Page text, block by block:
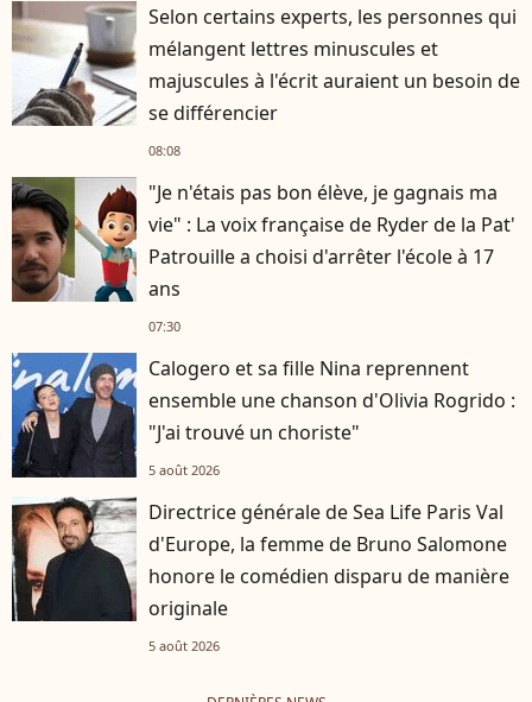
Selon certains experts, les personnes qui
mélangent lettres minuscules et
majuscules à l'écrit auraient un besoin de
se différencier
08:08
"Je n'étais pas bon élève, je gagnais ma
vie" : La voix française de Ryder de la Pat'
Patrouille a choisi d'arrêter l'école à 17
ans
07:30
Calogero et sa fille Nina reprennent
ensemble une chanson d'Olivia Rogrido :
"J'ai trouvé un choriste"
5 août 2026
Directrice générale de Sea Life Paris Val
d'Europe, la femme de Bruno Salomone
honore le comédien disparu de manière
originale
5 août 2026